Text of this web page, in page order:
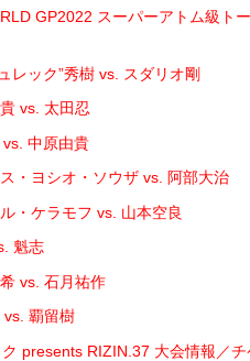
GP2022 スーパーアトム級ト
レック”秀樹 vs. スダリオ剛
vs. 太田忍
中原由貴
・ヨシオ・ソウザ vs. 阿部大治
・ケラモフ vs. 山本空良
魁志
vs. 石月祐作
vs. 覇留樹
presents RIZIN.37 大会情報／チ